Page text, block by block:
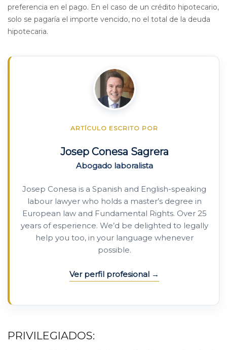
preferencia en el pago. En el caso de un crédito hipotecario,
solo se pagaría el importe vencido, no el total de la deuda
hipotecaria.
ARTÍCULO ESCRITO POR
Josep Conesa Sagrera
Abogado laboralista
Josep Conesa is a Spanish and English-speaking
labour lawyer who holds a master’s degree in
European law and Fundamental Rights. Over 25
years of esperience. We’d be delighted to legally
help you too, in your language whenever
possible.
Ver perfil profesional
PRIVILEGIADOS: